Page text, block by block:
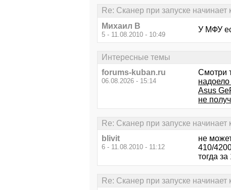
Re: Сканер при запуске начинает
Михаил В
5 - 11.08.2010 - 10:49
У МФУ
Интересные темы
forums-kuban.ru
06.08.2026 - 15:14
Смотри
Asus
не
Re: Сканер при запуске начинает
blivit
6 - 11.08.2010 - 11:12
не
410/
тогда
Re: Сканер при запуске начинает